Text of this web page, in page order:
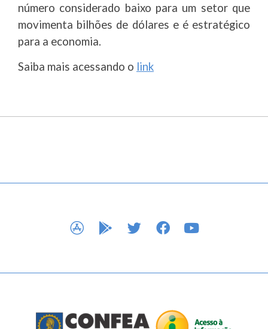
número considerado baixo para um setor que
movimenta bilhões de dólares e é estratégico
para a economia.
Saiba mais acessando o link
APP STOREGOOGLE PLAY
TWITTERFACEBOOK